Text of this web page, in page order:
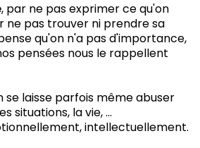
, par ne pas exprimer ce qu'on
ne pas trouver ni prendre sa
qu'on n'a pas d'importance,
pensées nous le rappellent
se laisse parfois même abuser
situations, la vie, ...
intellectuellement.